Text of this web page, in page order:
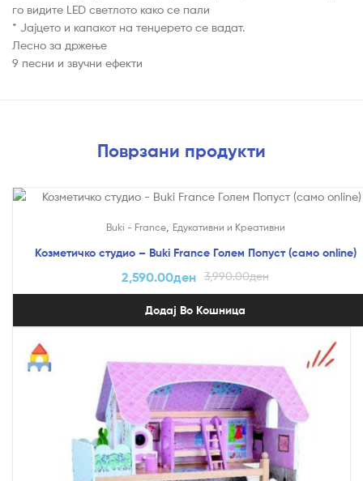
го видите LED светлото како се пали
* Јајцето и капакот на тенџерето се вадат.
Лесно за држење
9 песни и звучни ефекти
Поврзани продукти
Buki - France, Едукативни и Креативни
Козметичко студио – Buki France Голем Попуст (само online)
3,990.00ден
2,590.00ден
Додај Во Кошница